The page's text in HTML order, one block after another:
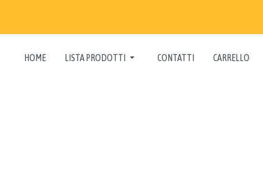
HOME LISTA PRODOTTI CONTATTI CARRELLO